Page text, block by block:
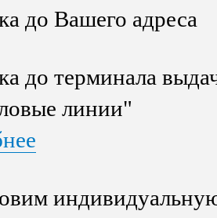
до Вашего адреса
до терминала
линии"